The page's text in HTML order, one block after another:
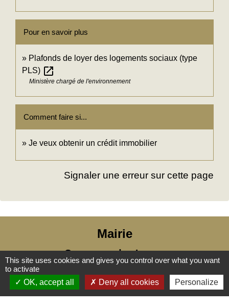
Pour en savoir plus
Plafonds de loyer des logements sociaux (type
PLS) open_in_new
Ministère chargé de l'environnement
Comment faire si...
Je veux obtenir un crédit immobilier
Signaler une erreur sur cette page
Mairie
Commune des Loges
31, place Léonide Lecompte
76790 Les Loges - FRANCE
+33 2 35 27 04 81
This site uses cookies and gives you control over what you want
to activate
OK, accept all
Deny all cookies Personalize